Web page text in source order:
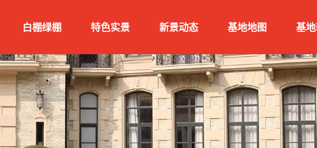
白棚绿棚 特色实景 新景动态 基地地图 基